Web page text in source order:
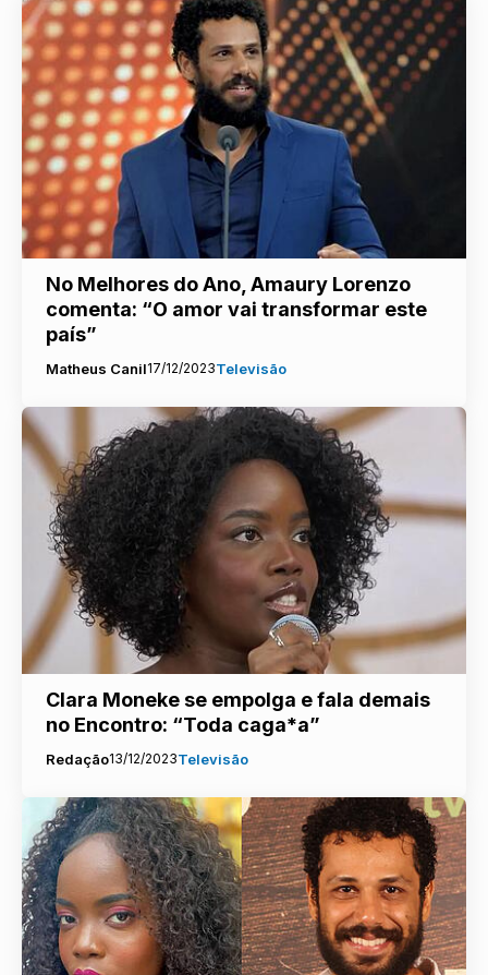
No Melhores do Ano, Amaury Lorenzo
comenta: “O amor vai transformar este
país”
Matheus Canil17/12/2023Televisão
Clara Moneke se empolga e fala demais
no Encontro: “Toda caga*a”
Redação13/12/2023Televisão